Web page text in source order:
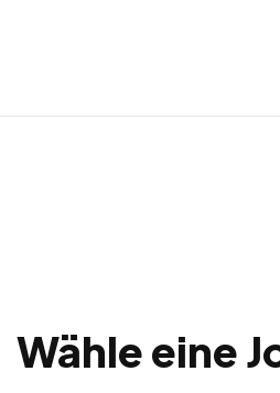
Wähle eine